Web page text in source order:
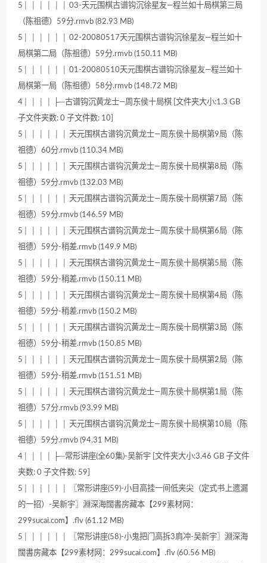
5│ │ │ │ │ │ 03-天元围棋古谱钩沉徐星友—程兰如十局棋第三局
（陈祖德）59分.rmvb (82.93 MB)
5│ │ │ │ │ │ 02-20080517天元围棋古谱钩沉徐星友—程兰如十
局棋第二局（陈祖德）59分.rmvb (150.11 MB)
5│ │ │ │ │ │ 01-20080510天元围棋古谱钩沉徐星友—程兰如十
局棋第一局（陈祖德）58分.rmvb (148.72 MB)
4│ │ │ │ ├─古谱钩沉黄龙士—周东侯十局棋 [文件夹大小:1.3 GB
子文件夹数: 0 子文件数: 10]
5│ │ │ │ │ │ 天元围棋古谱钩沉黄龙士—周东侯十局棋第9局（陈
祖德）60分.rmvb (110.34 MB)
5│ │ │ │ │ │ 天元围棋古谱钩沉黄龙士—周东侯十局棋第8局（陈
祖德）59分.rmvb (132.03 MB)
5│ │ │ │ │ │ 天元围棋古谱钩沉黄龙士—周东侯十局棋第7局（陈
祖德）59分.rmvb (146.59 MB)
5│ │ │ │ │ │ 天元围棋古谱钩沉黄龙士—周东侯十局棋第6局（陈
祖德）59分-稍差.rmvb (149.9 MB)
5│ │ │ │ │ │ 天元围棋古谱钩沉黄龙士—周东侯十局棋第5局（陈
祖德）59分-稍差.rmvb (150.11 MB)
5│ │ │ │ │ │ 天元围棋古谱钩沉黄龙士—周东侯十局棋第4局（陈
祖德）59分-稍差.rmvb (150.2 MB)
5│ │ │ │ │ │ 天元围棋古谱钩沉黄龙士—周东侯十局棋第3局（陈
祖德）59分-稍差.rmvb (150.85 MB)
5│ │ │ │ │ │ 天元围棋古谱钩沉黄龙士—周东侯十局棋第2局（陈
祖德）59分-稍差.rmvb (151.51 MB)
5│ │ │ │ │ │ 天元围棋古谱钩沉黄龙士—周东侯十局棋第1局（陈
祖德）57分.rmvb (93.99 MB)
5│ │ │ │ │ │ 天元围棋古谱钩沉黄龙士—周东侯十局棋第10局（陈
祖德）59分.rmvb (94.31 MB)
4│ │ │ │ ├─常形讲座(全60集)-吴新宇 [文件夹大小:3.46 GB 子文件
夹数: 0 子文件数: 59]
5│ │ │ │ │ │ 〖常形讲座(59)-小目高挂一间低夹尖（定式书上遗漏
的一招）-吴新宇〗淵深海闊書房藏本【299素材网：
299sucai.com】.flv (61.12 MB)
5│ │ │ │ │ │ 〖常形讲座(58)-小鬼把门高拆3肩冲-吴新宇〗淵深海
闊書房藏本【299素材网：299sucai.com】.flv (60.56 MB)